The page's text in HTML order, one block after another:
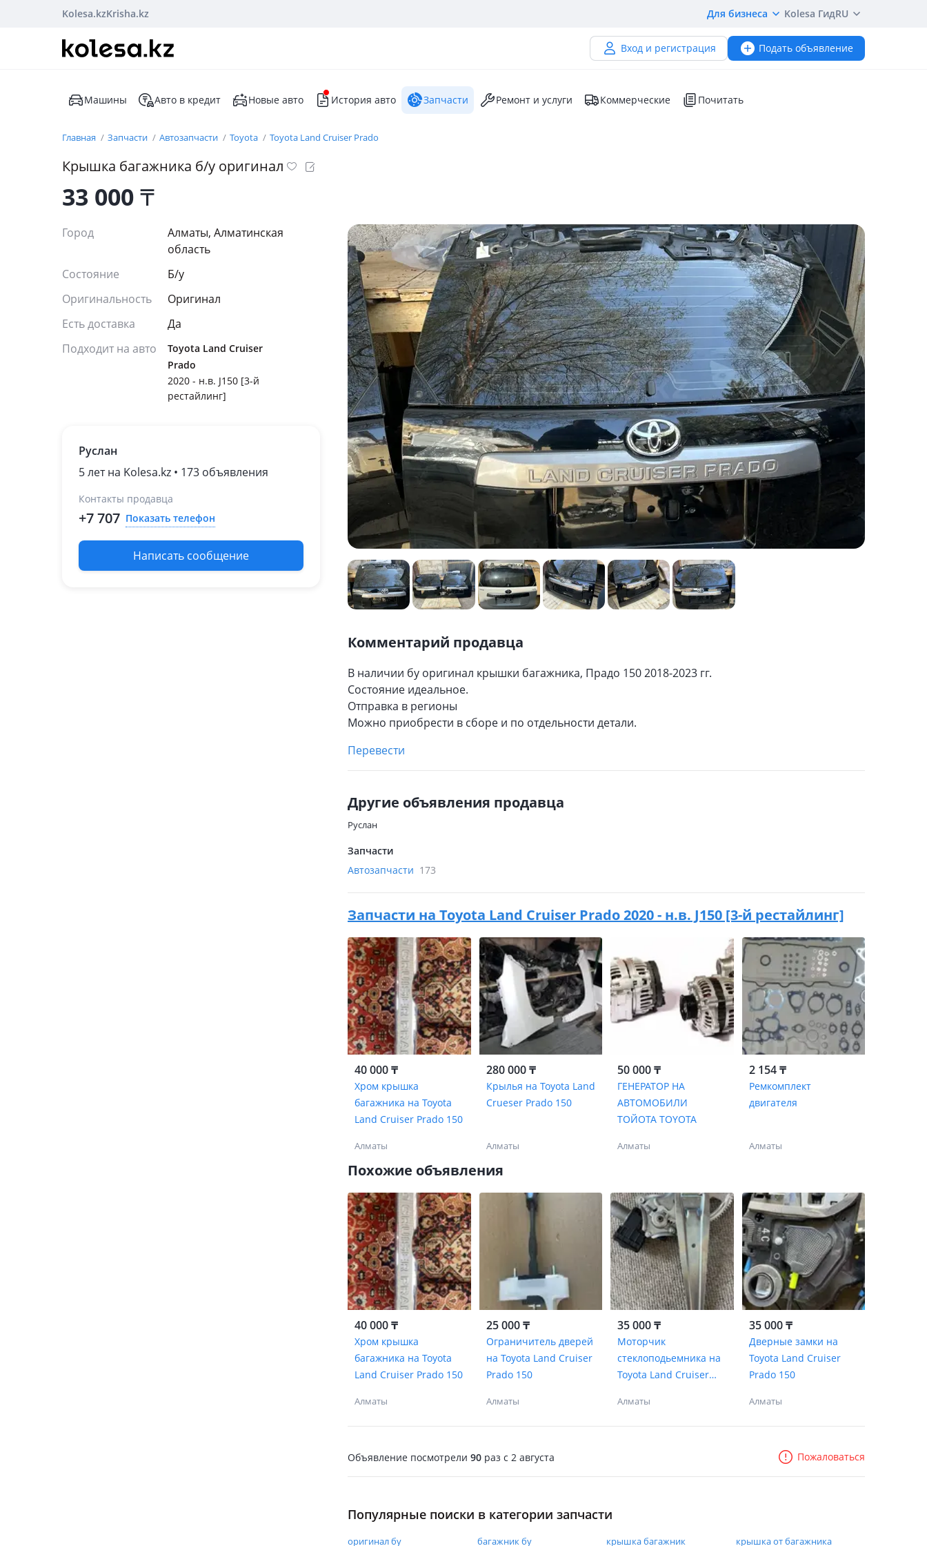
Kolesa.kzKrisha.kz Для бизнеса Kolesa ГидRU
Вход и регистрация Подать объявление
Машины Авто в кредит Новые авто История авто Запчасти Ремонт и услуги Коммерческие Почитать
Главная Запчасти Автозапчасти Toyota Toyota Land Cruiser Prado
Крышка багажника б/у оригинал
33 000₸
Город
Алматы, Алматинская
область
Состояние
Б/y
Оригинальность
Оригинал
Есть доставка
Да
Подходит на авто
Toyota Land Cruiser
Prado
2020 - н.в. J150 [3-й
рестайлинг]
Руслан
5 лет на Kolesa.kz • 173 объявления
Контакты продавца
+7 707 Показать телефон
Написать сообщение
Комментарий продавца
В наличии бу оригинал крышки багажника, Прадо 150 2018-2023 гг.
Состояние идеальное.
Отправка в регионы
Можно приобрести в сборе и по отдельности детали.
Перевести
Другие объявления продавца
Руслан
Запчасти
Автозапчасти 173
Запчасти на Toyota Land Cruiser Prado 2020 - н.в. J150 [3-й рестайлинг]
40 000 ₸
Хром крышка
багажника на Toyota
Land Cruiser Prado 150
Алматы
280 000 ₸
Крылья на Toyota Land
Crueser Prado 150
Алматы
50 000 ₸
ГЕНЕРАТОР НА
АВТОМОБИЛИ
ТОЙОТА TOYOTA
Алматы
2 154 ₸
Ремкомплект
двигателя
Алматы
Похожие объявления
40 000 ₸
Хром крышка
багажника на Toyota
Land Cruiser Prado 150
Алматы
25 000 ₸
Ограничитель дверей
на Toyota Land Cruiser
Prado 150
Алматы
35 000 ₸
Моторчик
стеклоподьемника на
Toyota Land Cruiser
Алматы
35 000 ₸
Дверные замки на
Toyota Land Cruiser
Prado 150
Алматы
Объявление посмотрели 90 раз c 2 августа Пожаловаться
Популярные поиски в категории запчасти
оригинал бу багажник бу крышка багажник крышка от багажника